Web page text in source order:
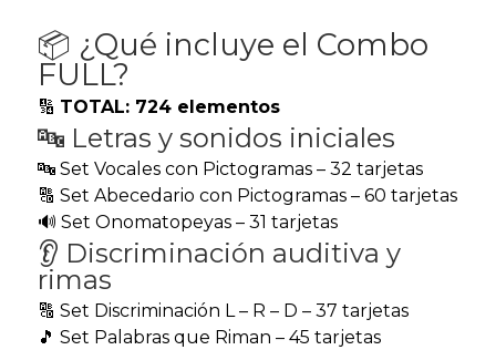
📦 ¿Qué incluye el Combo
FULL?
🔢 TOTAL: 724 elementos
🔤 Letras y sonidos iniciales
🔤 Set Vocales con Pictogramas – 32 tarjetas
🔠 Set Abecedario con Pictogramas – 60 tarjetas
🔊 Set Onomatopeyas – 31 tarjetas
👂 Discriminación auditiva y
rimas
🔠 Set Discriminación L – R – D – 37 tarjetas
🎵 Set Palabras que Riman – 45 tarjetas